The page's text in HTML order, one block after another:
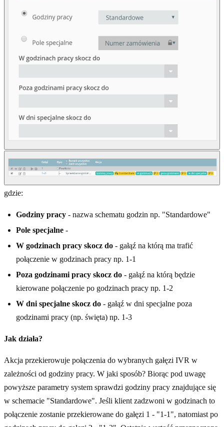
gdzie:
Godziny pracy - nazwa schematu godzin np. "Standardowe"
Pole specjalne -
W godzinach pracy skocz do - gałąź na którą ma trafić
połączenie w godzinach pracy np. 1-1
Poza godzinami pracy skocz do - gałąź na którą będzie
kierowane połączenie po godzinach pracy np. 1-2
W dni specjalne skocz do - gałąź w dni specjalne poza
godzinami pracy (np. święta) np. 1-3
Jak działa?
Akcja przekierowuje połączenia do wybranych gałęzi IVR w
zależności od godziny pracy. W jaki sposób? Biorąc pod uwagę
powyższe parametry system sprawdzi godziny pracy znajdujące się
w schemacie "Standardowe". Jeśli klient zadzwoni w godzinach to
połączenie zostanie przekierowane do gałęzi 1 - "1-1", natomiast po